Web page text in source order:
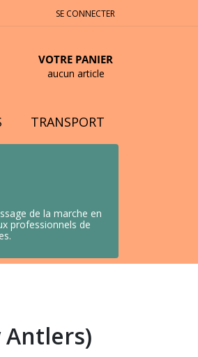
SE CONNECTER
VOTRE PANIER
aucun article
TRANSPORT
de la marche en
professionnels de
Antlers)